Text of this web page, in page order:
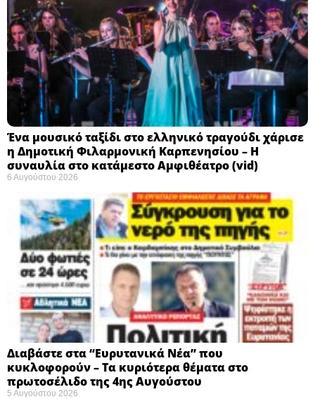
Ένα μουσικό ταξίδι στο ελληνικό τραγούδι χάρισε
η Δημοτική Φιλαρμονική Καρπενησίου – Η
συναυλία στο κατάμεστο Αμφιθέατρο (vid)
6 Αυγούστου 2026
Διαβάστε στα “Ευρυτανικά Νέα” που
κυκλοφορούν – Τα κυριότερα θέματα στο
πρωτοσέλιδο της 4ης Αυγούστου
5 Αυγούστου 2026